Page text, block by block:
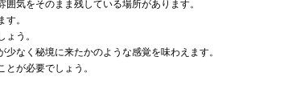
気をそのまま残している場所があります。
。
う。
なく秘境に来たかのような感覚を味わえます。
が必要でしょう。